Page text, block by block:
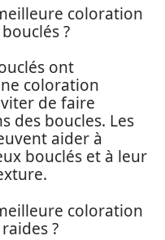
coloration
?
ont
coloration
de faire
des boucles. Les
aider à
bouclés et à leur
coloration
?